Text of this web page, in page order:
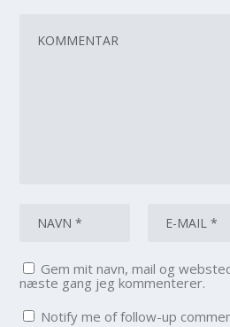
Gem mit navn, mail og
næste gang jeg kommenterer.
Notify me of follow-up